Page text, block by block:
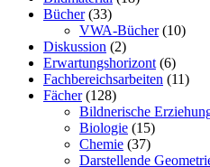
Bücher(33)
VWA-Bücher(10)
Diskussion (2)
Erwartungshorizont (6)
Fachbereichsarbeiten (11)
Fächer(128)
Bildnerische
Biologie (15)
Chemie (37)
Darstellende